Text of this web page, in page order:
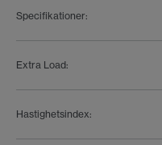
Specifikationer:
Extra Load:
Hastighetsindex: